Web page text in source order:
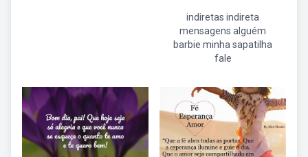
indiretas indireta
mensagens alguém
barbie minha sapatilha
fale